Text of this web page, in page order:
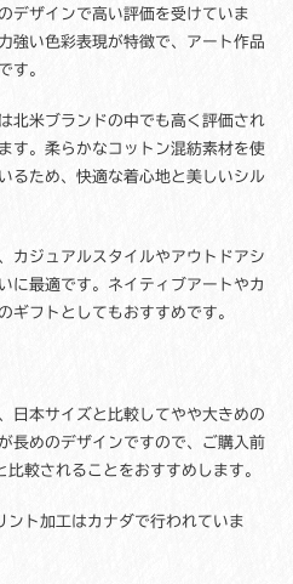
デザインで高い評価を受けていま
強い色彩表現が特徴で、アート作品
す。
北米ブランドの中でも高く評価され
す。柔らかなコットン混紡素材を使
るため、快適な着心地と美しいシル
カジュアルスタイルやアウトドアシ
に最適です。ネイティブアートやカ
ギフトとしてもおすすめです。
日本サイズと比較してやや大きめの
長めのデザインですので、ご購入前
較されることをおすすめします。
ト加工はカナダで行われていま